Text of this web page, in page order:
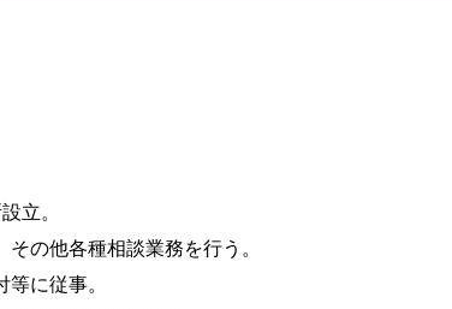
立。
の他各種相談業務を行う。
に従事。